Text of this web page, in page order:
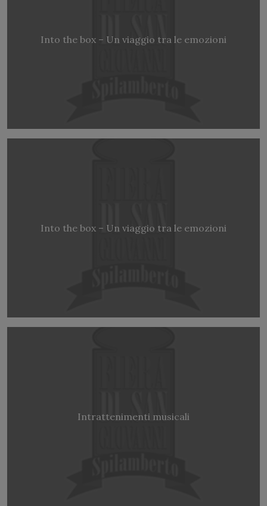
Into the box – Un viaggio tra le emozioni
Into the box – Un viaggio tra le emozioni
Intrattenimenti musicali